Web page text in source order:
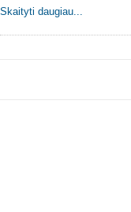
Skaityti daugiau...